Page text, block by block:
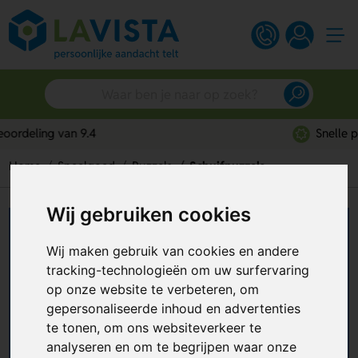
Wij gebruiken cookies
Wij maken gebruik van cookies en andere
tracking-technologieën om uw surfervaring
op onze website te verbeteren, om
gepersonaliseerde inhoud en advertenties
te tonen, om ons websiteverkeer te
analyseren en om te begrijpen waar onze
Home Speelgoed Puzzels Schuifpuzzels
Schuifpuzzels bedrukken
Op zoek naar een creatief promotiemateriaal?
Wat dacht je van een
schuifpuzzel bedrukken
Het doel van deze puzzel is om alle 16
puzzelstukjes op de juiste plek te schuiven om
het ontwerp weer compleet te maken. Perfect
voor het stimuleren van de geest en het
+ Lees meer